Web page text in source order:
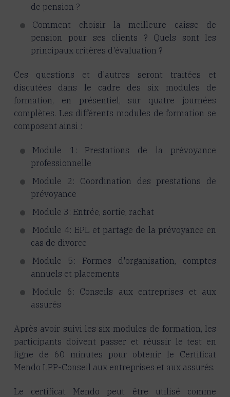
de pension ?
Comment choisir la meilleure caisse de
pension pour ses clients ? Quels sont les
principaux critères d'évaluation ?
Ces questions et d'autres seront traitées et
discutées dans le cadre des six modules de
formation, en présentiel, sur quatre journées
complètes. Les différents modules de formation se
composent ainsi :
Module 1: Prestations de la prévoyance
professionnelle
Module 2: Coordination des prestations de
prévoyance
Module 3: Entrée, sortie, rachat
Module 4: EPL et partage de la prévoyance en
cas de divorce
Module 5: Formes d'organisation, comptes
annuels et placements
Module 6: Conseils aux entreprises et aux
assurés
Après avoir suivi les six modules de formation, les
participants doivent passer et réussir le test en
ligne de 60 minutes pour obtenir le Certificat
Mendo LPP-Conseil aux entreprises et aux assurés.
Le certificat Mendo peut être utilisé comme